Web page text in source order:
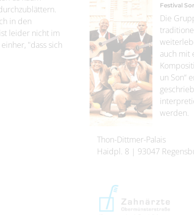
in den
leider nicht im
"dass sich
Festival
Die
auch mit
un Son“
werden.
Thon-Dittmer-Palais
Haidpl. 8 | 93047